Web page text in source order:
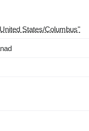
States/Columbus"